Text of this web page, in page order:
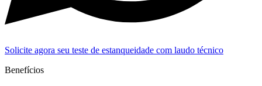
Solicite agora seu teste de estanqueidade com laudo técnico
Benefícios